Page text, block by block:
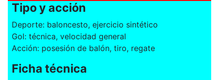
Tipo y acción
Deporte: baloncesto, ejercicio sintético
Gol: técnica, velocidad general
Acción: posesión de balón, tiro, regate
Ficha técnica